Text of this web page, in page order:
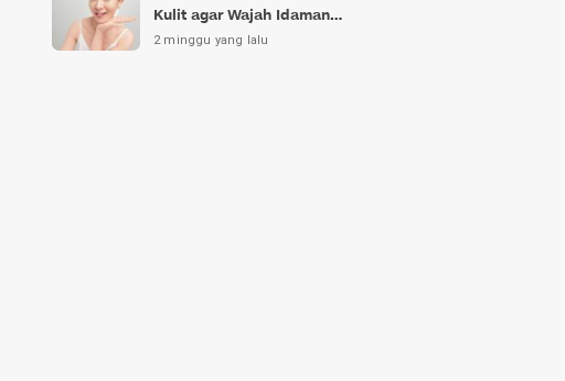
Kulit agar Wajah Idaman
Bukan Sekadar Mimpi
2 minggu yang lalu